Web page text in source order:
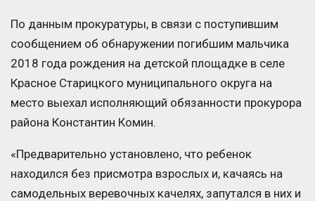
По данным прокуратуры, в связи с поступившим
сообщением об обнаружении погибшим мальчика
2018 года рождения на детской площадке в селе
Красное Старицкого муниципального округа на
место выехал исполняющий обязанности прокурора
района Константин Комин.
«Предварительно установлено, что ребенок
находился без присмотра взрослых и, качаясь на
самодельных веревочных качелях, запутался в них и